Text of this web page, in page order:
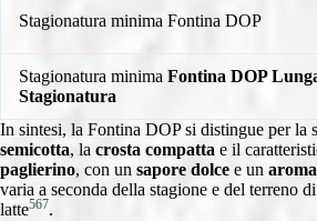
Stagionatura minima Fontina DOP
Stagionatura minima Fontina DOP
Stagionatura
In sintesi, la Fontina DOP si distingue per la
semicotta, la crosta compatta e il
paglierino, con un sapore dolce e un
varia a seconda della stagione e del terreno
latte567.